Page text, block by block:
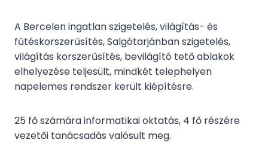
A Bercelen ingatlan szigetelés, világítás- és
fűtéskorszerűsítés, Salgótarjánban szigetelés,
világítás korszerűsítés, bevilágító tető ablakok
elhelyezése teljesült, mindkét telephelyen
napelemes rendszer került kiépítésre.
25 fő számára informatikai oktatás, 4 fő részére
vezetői tanácsadás valósult meg.